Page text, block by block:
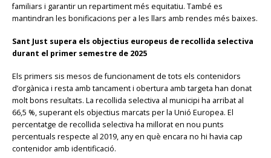
familiars i garantir un repartiment més equitatiu. També es
mantindran les bonificacions per a les llars amb rendes més baixes.
Sant Just supera els objectius europeus de recollida selectiva
durant el primer semestre de 2025
Els primers sis mesos de funcionament de tots els contenidors
d’orgànica i resta amb tancament i obertura amb targeta han donat
molt bons resultats. La recollida selectiva al municipi ha arribat al
66,5 %, superant els objectius marcats per la Unió Europea. El
percentatge de recollida selectiva ha millorat en nou punts
percentuals respecte al 2019, any en què encara no hi havia cap
contenidor amb identificació.